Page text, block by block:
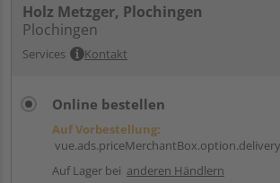
Holz Metzger, Plochingen
Plochingen
Services Kontakt
Online bestellen
Auf Vorbestellung:
Auf Lager bei anderen Händlern